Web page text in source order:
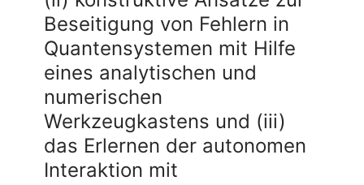
Beseitigung von Fehlern in
Quantensystemen mit Hilfe
eines analytischen und
numerischen
Werkzeugkastens und (iii)
das Erlernen der autonomen
Interaktion mit